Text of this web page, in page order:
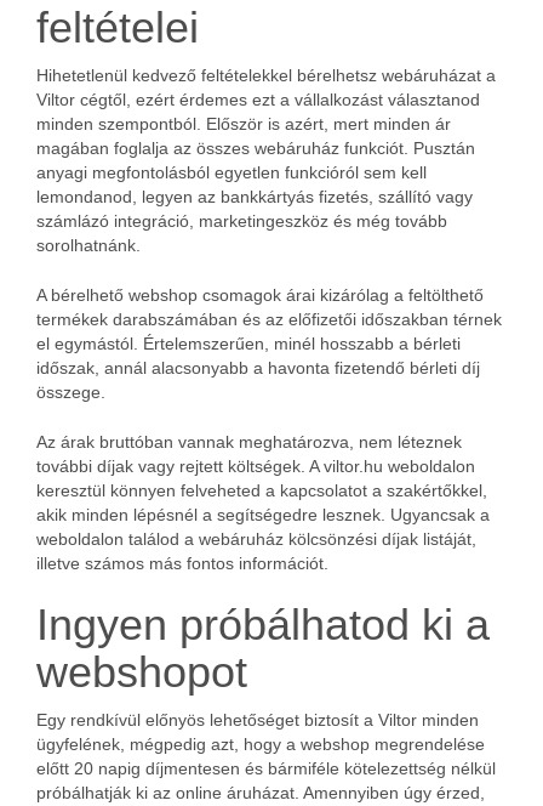
feltételei
Hihetetlenül kedvező feltételekkel bérelhetsz webáruházat a
Viltor cégtől, ezért érdemes ezt a vállalkozást választanod
minden szempontból. Először is azért, mert minden ár
magában foglalja az összes webáruház funkciót. Pusztán
anyagi megfontolásból egyetlen funkcióról sem kell
lemondanod, legyen az bankkártyás fizetés, szállító vagy
számlázó integráció, marketingeszköz és még tovább
sorolhatnánk.
A bérelhető webshop csomagok árai kizárólag a feltölthető
termékek darabszámában és az előfizetői időszakban térnek
el egymástól. Értelemszerűen, minél hosszabb a bérleti
időszak, annál alacsonyabb a havonta fizetendő bérleti díj
összege.
Az árak bruttóban vannak meghatározva, nem léteznek
további díjak vagy rejtett költségek. A viltor.hu weboldalon
keresztül könnyen felveheted a kapcsolatot a szakértőkkel,
akik minden lépésnél a segítségedre lesznek. Ugyancsak a
weboldalon találod a webáruház kölcsönzési díjak listáját,
illetve számos más fontos információt.
Ingyen próbálhatod ki a
webshopot
Egy rendkívül előnyös lehetőséget biztosít a Viltor minden
ügyfelének, mégpedig azt, hogy a webshop megrendelése
előtt 20 napig díjmentesen és bármiféle kötelezettség nélkül
próbálhatják ki az online áruházat. Amennyiben úgy érzed,